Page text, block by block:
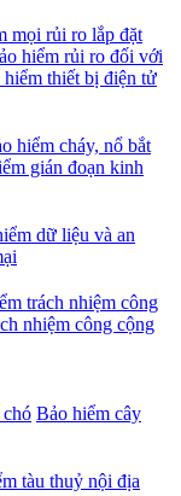
mọi rủi ro lắp đặt
hiểm rủi ro đối với
hiểm thiết bị điện tử
hiểm cháy, nổ bắt
gián đoạn kinh
dữ liệu và an
trách nhiệm công
nhiệm công cộng
Bảo hiểm cây
tàu thuỷ nội địa